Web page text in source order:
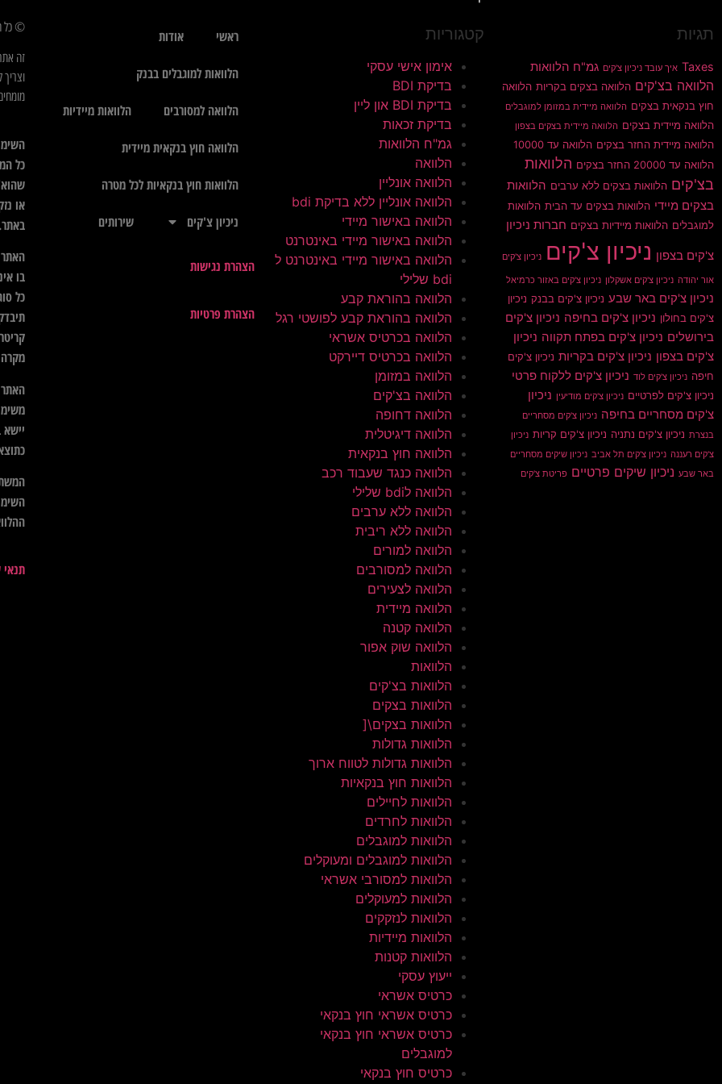
תגיות
Taxes איך עובד ניכיון צ'קים גמ"ח הלוואות
הלוואה בצ'קים הלוואה בצקים בקריות הלוואה
חוץ בנקאית בצקים הלוואה מיידית במזומן למוגבלים
הלוואה מיידית בצקים הלוואה מיידית בצקים בצפון
הלוואה מיידית החזר בצקים הלוואה עד 10000
הלוואה עד 20000 החזר בצקים
הלוואות
בצ'קים הלוואות בצקים ללא ערבים הלוואות
בצקים מיידי הלוואות בצקים עד הבית הלוואות
למוגבלים הלוואות מיידיות בצקים חברות ניכיון
צ'קים בצפון ניכיון צ'קים ניכיון צ'קים
אור יהודה ניכיון צ'קים אשקלון ניכיון צ'קים באזור כרמיאל
ניכיון צ'קים באר שבע ניכיון צ'קים בבנק ניכיון
צ'קים בחולון ניכיון צ'קים בחיפה ניכיון צ'קים
בירושלים ניכיון צ'קים בפתח תקווה ניכיון
צ'קים בצפון ניכיון צ'קים בקריות ניכיון צ'קים
חיפה ניכיון צ'קים לוד ניכיון צ'קים ללקוח פרטי
ניכיון צ'קים לפרטיים ניכיון צ'קים מודיעין ניכיון
צ'קים מסחריים בחיפה ניכיון צ'קים מסחריים
בנצרת ניכיון צ'קים נתניה ניכיון צ'קים קריות ניכיון
צ'קים רעננה ניכיון צ'קים תל אביב ניכיון שיקים מסחריים
באר שבע ניכיון שיקים פרטיים פריטת צ'קים
קטגוריות
אימון אישי עסקי
בדיקת BDI
בדיקת BDI און ליין
בדיקת זכאות
גמ"ח הלוואות
הלוואה
הלוואה אונליין
הלוואה אונליין ללא בדיקת bdi
הלוואה באישור מיידי
הלוואה באישור מיידי באינטרנט
הלוואה באישור מיידי באינטרנט ל
bdi שלילי
הלוואה בהוראת קבע
הלוואה בהוראת קבע לפושטי רגל
הלוואה בכרטיס אשראי
הלוואה בכרטיס דיירקט
הלוואה במזומן
הלוואה בצ'קים
הלוואה דחופה
הלוואה דיגיטלית
הלוואה חוץ בנקאית
הלוואה כנגד שעבוד רכב
הלוואה לbdi שלילי
הלוואה ללא ערבים
הלוואה ללא ריבית
הלוואה למורים
הלוואה למסורבים
הלוואה לצעירים
הלוואה מיידית
הלוואה קטנה
הלוואה שוק אפור
הלוואות
הלוואות בצ'קים
הלוואות בצקים
הלוואות בצקים\[
הלוואות גדולות
הלוואות גדולות לטווח ארוך
הלוואות חוץ בנקאיות
הלוואות לחיילים
הלוואות לחרדים
הלוואות למוגבלים
הלוואות למוגבלים ומעוקלים
הלוואות למסורבי אשראי
הלוואות למעוקלים
הלוואות לנזקקים
הלוואות מיידיות
הלוואות קטנות
ייעוץ עסקי
כרטיס אשראי
כרטיס אשראי חוץ בנקאי
כרטיס אשראי חוץ בנקאי
למוגבלים
כרטיס חוץ בנקאי
ראשי אודות
הלוואות למוגבלים בבנק
הלוואה למסורבים הלוואות מיידיות
הלוואה חוץ בנקאית מיידית
הלוואות חוץ בנקאיות לכל מטרה
ניכיון צ'קים שירותים
הצהרת נגישות
הצהרת פרטיות
© כל
זה
כל
או
האתר
בו
כל
מקרה
האתר